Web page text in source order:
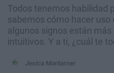
Todos tenemos habilidad
sabemos cómo hacer
algunos signos están
intuitivos. Y a ti, ¿cuál te
Jesica Montarner